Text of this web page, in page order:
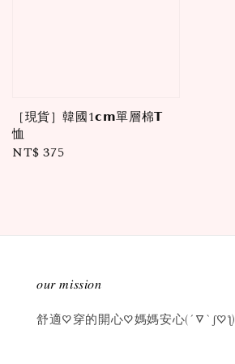
［現貨］韓國1𝗰𝗺單層棉𝗧
恤
Regular
NT$ 375
𝑜𝑢𝑟 𝑚𝑖𝑠𝑠𝑖𝑜𝑛
舒適♡穿的開心♡媽媽安心(´▽`ʃ♡ƪ)